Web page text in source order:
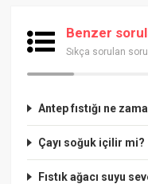
Benzer
Sıkça sorulan
Antep fıstığı ne
Çayı soğuk içilir mi?
Fıstık ağacı suyu